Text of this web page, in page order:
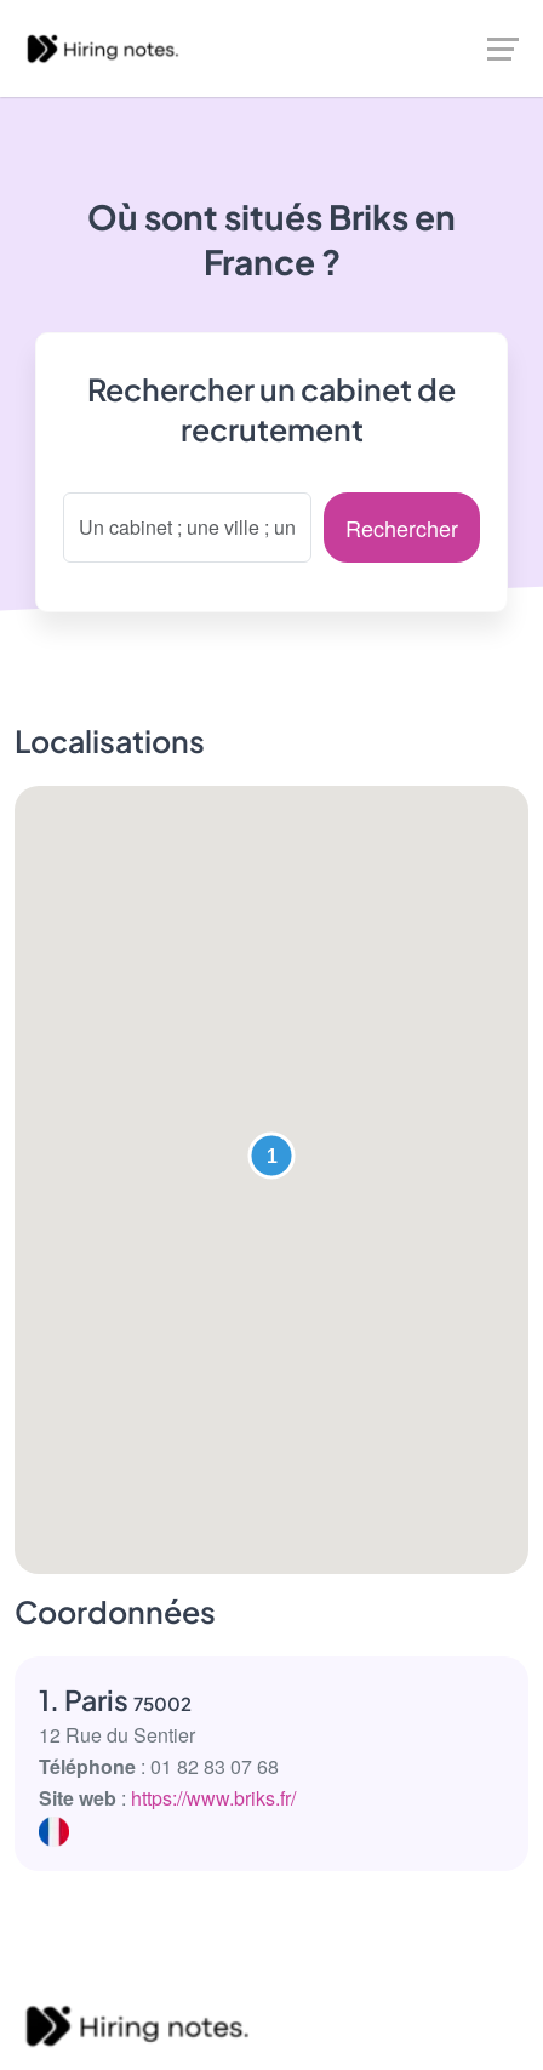
Où sont situés Briksen
France ?
Rechercher un cabinet de
recrutement
Rechercher
Localisations
Coordonnées
1. Paris 75002
12 Rue du Sentier
Téléphone : 01 82 83 07 68
Site web : https://www.briks.fr/